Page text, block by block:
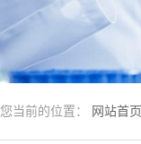
您当前的位置： 网站首页